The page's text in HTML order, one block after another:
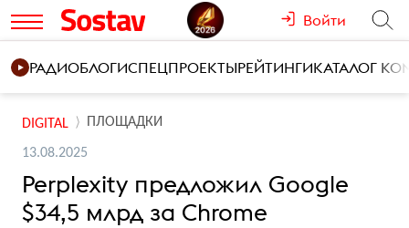
Войти
РАДИОБЛОГИСПЕЦПРОЕКТЫРЕЙТИНГИКАТАЛОГ
DIGITAL ПЛОЩАДКИ
13.08.2025
Perplexity предложил Google
$34,5 млрд за Chrome